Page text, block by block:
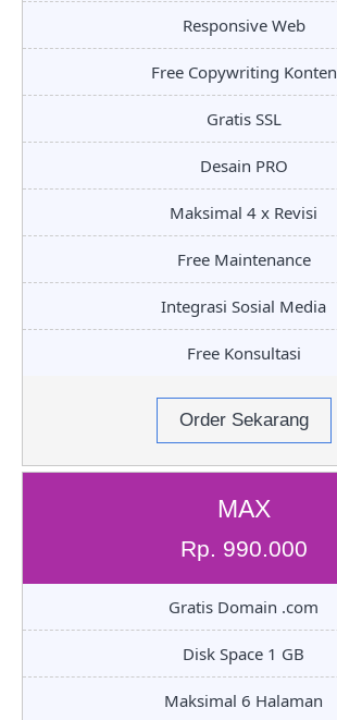
Responsive Web
Free Copywriting Konten
Gratis SSL
Desain PRO
Maksimal 4 x Revisi
Free Maintenance
Integrasi Sosial Media
Free Konsultasi
Order Sekarang
MAX
Rp. 990.000
Gratis Domain .com
Disk Space 1 GB
Maksimal 6 Halaman